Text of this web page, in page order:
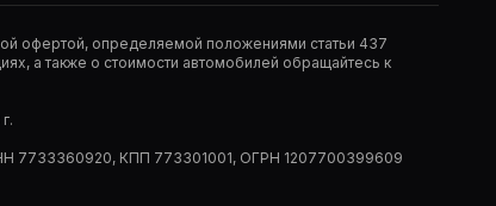
офертой, определяемой положениями статьи 437
а также о стоимости автомобилей обращайтесь к
7733360920, КПП 773301001, ОГРН 1207700399609